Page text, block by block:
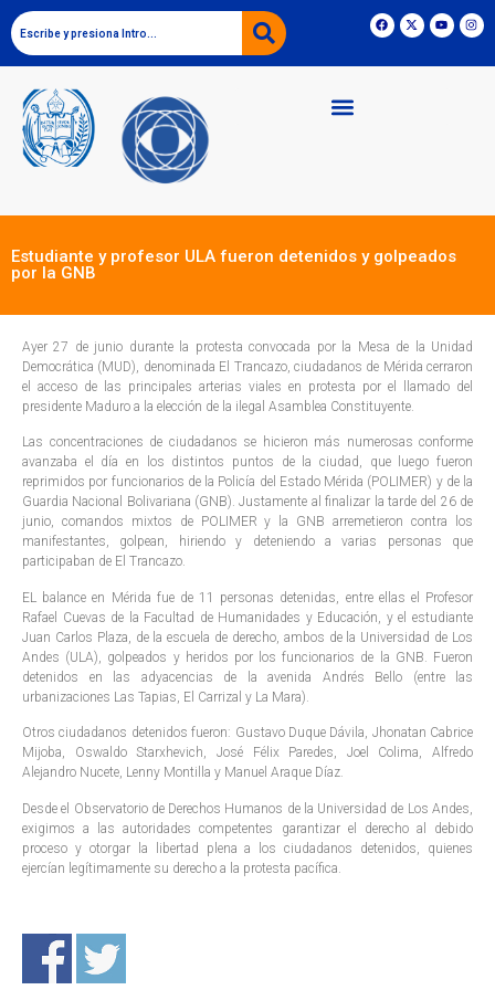
Estudiante y profesor ULA fueron detenidos y golpeados
por la GNB
Ayer 27 de junio durante la protesta convocada por la Mesa de la Unidad
Democrática (MUD), denominada El Trancazo, ciudadanos de Mérida cerraron
el acceso de las principales arterias viales en protesta por el llamado del
presidente Maduro a la elección de la ilegal Asamblea Constituyente.
Las concentraciones de ciudadanos se hicieron más numerosas conforme
avanzaba el día en los distintos puntos de la ciudad, que luego fueron
reprimidos por funcionarios de la Policía del Estado Mérida (POLIMER) y de la
Guardia Nacional Bolivariana (GNB). Justamente al finalizar la tarde del 26 de
junio, comandos mixtos de POLIMER y la GNB arremetieron contra los
manifestantes, golpean, hiriendo y deteniendo a varias personas que
participaban de El Trancazo.
EL balance en Mérida fue de 11 personas detenidas, entre ellas el Profesor
Rafael Cuevas de la Facultad de Humanidades y Educación, y el estudiante
Juan Carlos Plaza, de la escuela de derecho, ambos de la Universidad de Los
Andes (ULA), golpeados y heridos por los funcionarios de la GNB. Fueron
detenidos en las adyacencias de la avenida Andrés Bello (entre las
urbanizaciones Las Tapias, El Carrizal y La Mara).
Otros ciudadanos detenidos fueron: Gustavo Duque Dávila, Jhonatan Cabrice
Mijoba, Oswaldo Starxhevich, José Félix Paredes, Joel Colima, Alfredo
Alejandro Nucete, Lenny Montilla y Manuel Araque Díaz.
Desde el Observatorio de Derechos Humanos de la Universidad de Los Andes,
exigimos a las autoridades competentes garantizar el derecho al debido
proceso y otorgar la libertad plena a los ciudadanos detenidos, quienes
ejercían legítimamente su derecho a la protesta pacífica.